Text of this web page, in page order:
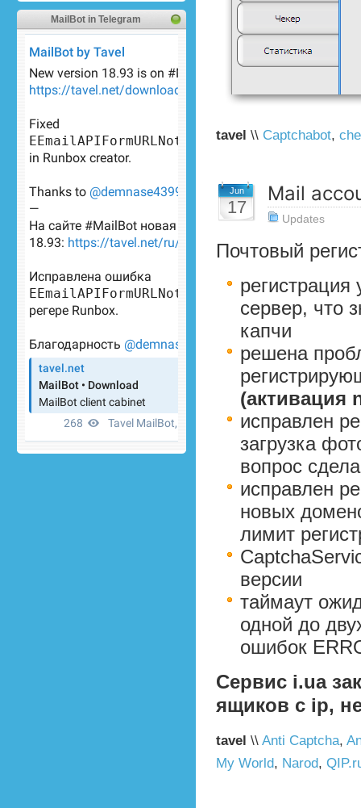
MailBot in Telegram
tavel \\ Captchabot,
Jun
17
Mail
Updates
Почтовый
регистрация
сервер, что
капчи
решена
(активация
исправлен
загрузка
вопрос
исправлен
новых
лимит
версии
таймаут
одной до
ошибок
Сервис i.ua
ящиков с ip,
tavel \\ Anti Captcha,
My World, Narod,